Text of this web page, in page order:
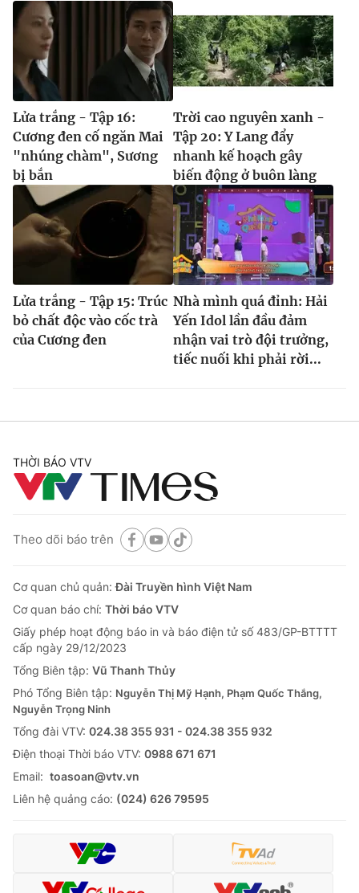
Lửa trắng - Tập 16:
Cương đen cố ngăn Mai
"nhúng chàm", Sương
bị bắn
Trời cao nguyên xanh -
Tập 20: Y Lang đẩy
nhanh kế hoạch gây
biến động ở buôn làng
Lửa trắng - Tập 15: Trúc
bỏ chất độc vào cốc trà
của Cương đen
Nhà mình quá đỉnh: Hải
Yến Idol lần đầu đảm
nhận vai trò đội trưởng,
tiếc nuối khi phải rời...
THỜI BÁO VTV
Theo dõi báo trên
Cơ quan chủ quản:Đài Truyền hình Việt Nam
Cơ quan báo chí: Thời báo VTV
Giấy phép hoạt động báo in và báo điện tử số 483/GP-BTTTT
cấp ngày 29/12/2023
Tổng Biên tập: Vũ Thanh Thủy
Phó Tổng Biên tập: Nguyễn Thị Mỹ Hạnh, Phạm Quốc Thắng,
Nguyễn Trọng Ninh
Tổng đài VTV: 024.38 355 931 - 024.38 355 932
Ðiện thoại Thời báo VTV: 0988 671 671
Email: toasoan@vtv.vn
Liên hệ quảng cáo: (024) 626 79595